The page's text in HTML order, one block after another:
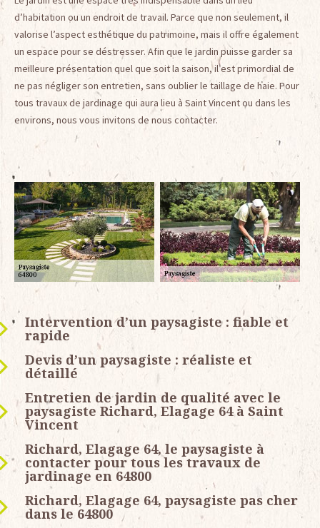
d’habitation ou un endroit de travail. Parce que non seulement, il
valorise l’aspect esthétique du patrimoine, mais il offre également
un espace pour se déstresser. Afin que le jardin puisse garder sa
meilleure présentation quel que soit la saison, il est primordial de
ne pas négliger son entretien, sans oublier le taillage de haie. Pour
tous travaux de jardinage qui aura lieu à Saint Vincent ou dans les
environs, nous vous invitons de nous contacter.
Intervention d’un paysagiste : fiable et
rapide
Devis d’un paysagiste : réaliste et
détaillé
Entretien de jardin de qualité avec le
paysagiste Richard, Elagage 64 à Saint
Vincent
Richard, Elagage 64, le paysagiste à
contacter pour tous les travaux de
jardinage en 64800
Richard, Elagage 64, paysagiste pas cher
dans le 64800